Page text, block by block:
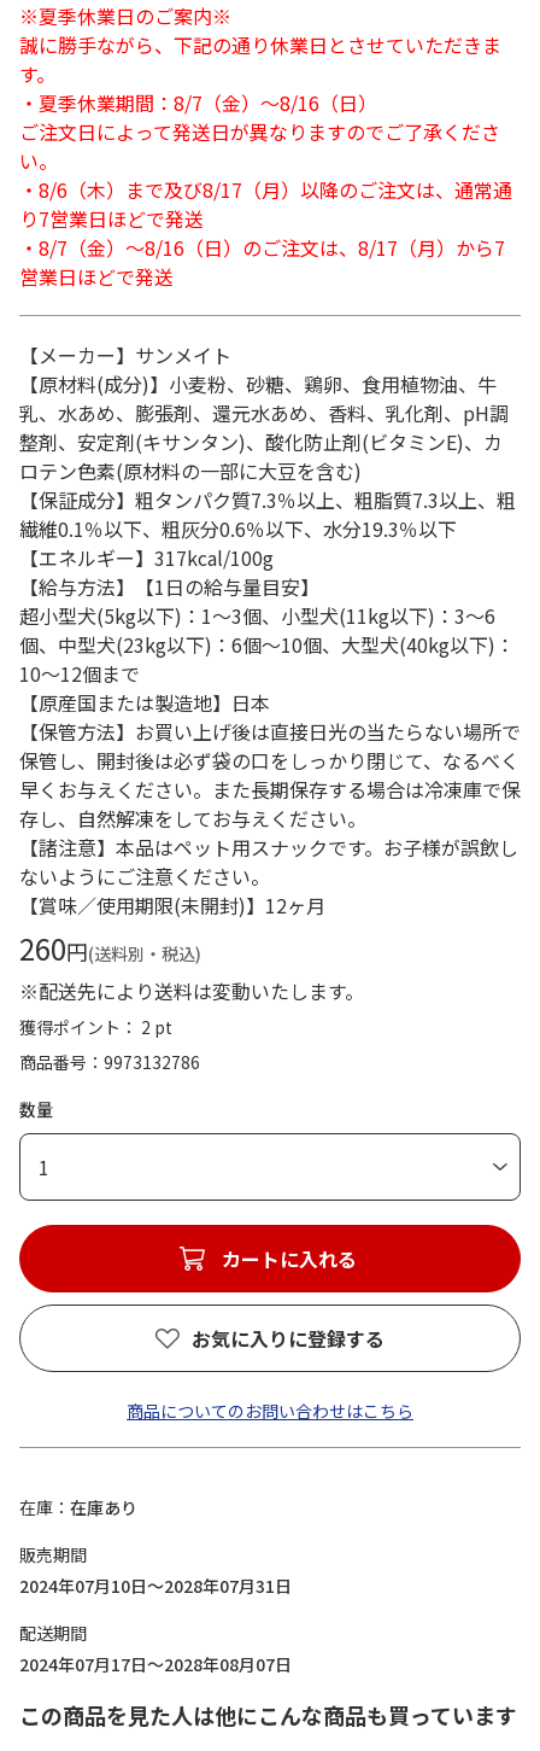
※夏季休業日のご案内※
誠に勝手ながら、下記の通り休業日とさせていただきま
す。
・夏季休業期間：8/7（金）～8/16（日）
ご注文日によって発送日が異なりますのでご了承くださ
い。
・8/6（木）まで及び8/17（月）以降のご注文は、通常通
り7営業日ほどで発送
・8/7（金）～8/16（日）のご注文は、8/17（月）から7
営業日ほどで発送
【メーカー】サンメイト
【原材料(成分)】小麦粉、砂糖、鶏卵、食用植物油、牛
乳、水あめ、膨張剤、還元水あめ、香料、乳化剤、pH調
整剤、安定剤(キサンタン)、酸化防止剤(ビタミンE)、カ
ロテン色素(原材料の一部に大豆を含む)
【保証成分】粗タンパク質7.3％以上、粗脂質7.3以上、粗
繊維0.1％以下、粗灰分0.6％以下、水分19.3％以下
【エネルギー】317kcal/100g
【給与方法】【1日の給与量目安】
超小型犬(5kg以下)：1～3個、小型犬(11kg以下)：3～6
個、中型犬(23kg以下)：6個～10個、大型犬(40kg以下)：
10～12個まで
【原産国または製造地】日本
【保管方法】お買い上げ後は直接日光の当たらない場所で
保管し、開封後は必ず袋の口をしっかり閉じて、なるべく
早くお与えください。また長期保存する場合は冷凍庫で保
存し、自然解凍をしてお与えください。
【諸注意】本品はペット用スナックです。お子様が誤飲し
ないようにご注意ください。
【賞味／使用期限(未開封)】12ヶ月
260円(送料別・税込)
※配送先により送料は変動いたします。
獲得ポイント： 2 pt
商品番号
9973132786
数量
1
カートに入れる
お気に入りに登録する
商品についてのお問い合わせはこちら
在庫
在庫あり
販売期間
2024年07月10日～2028年07月31日
配送期間
2024年07月17日～2028年08月07日
この商品を見た人は他にこんな商品も買っています